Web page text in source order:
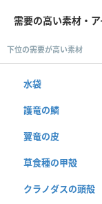
需要の高い素材・
下位の需要が高い素材
水袋
護竜の鱗
翼竜の皮
草食種の甲殻
クラノダスの頭殻